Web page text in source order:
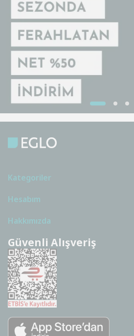
Kategoriler
Hesabım
Hakkımızda
Güvenli Alışveriş